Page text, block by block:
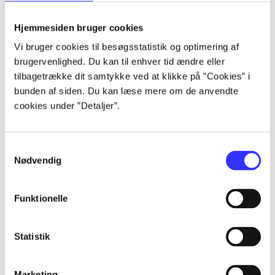
Hjemmesiden bruger cookies
Vi bruger cookies til besøgsstatistik og optimering af
brugervenlighed. Du kan til enhver tid ændre eller
tilbagetrække dit samtykke ved at klikke på ”Cookies” i
bunden af siden. Du kan læse mere om de anvendte
cookies under ”Detaljer”.
Nødvendig
Funktionelle
Statistik
lorem ipsum dolor sit amet ...
lorem ipsum dolor sit amet ...
lorem ipsum dolor sit amet ...
lorem ipsum dolor sit amet ...
lorem ipsum dolor sit amet ...
lorem ipsum dolor sit amet ...
lorem ipsum dolor sit amet ...
lorem ipsum dolor sit amet ...